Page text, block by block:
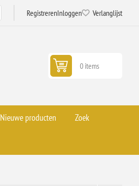
RegistrerenInloggen Verlanglijst
0 items
Nieuwe producten Zoek